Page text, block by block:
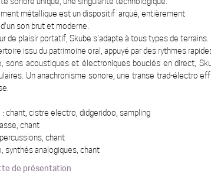
métallique est un dispositif arqué, entièrement
son brut et moderne.
de plaisir portatif, Skube s'adapte à tous types de terrains.
issu du patrimoine oral, appuyé par des rythmes
sons acoustiques et électroniques bouclés en direct,
Un anachronisme sonore, une transe trad-électro
: chant, cistre electro, didgeridoo, sampling
chant
percussions, chant
synthés analogiques, chant
de présentation